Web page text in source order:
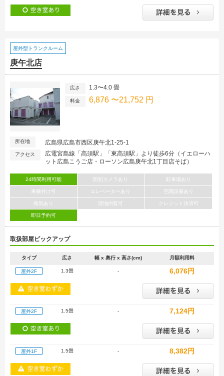
屋外型トランクルーム
庚午北店
広さ 1.3〜4.0 畳
料金 6,876 〜21,752 円
所在地 広島県広島市西区庚午北1-25-1
アクセス
広電宮島線「高須駅」「東高須駅」より徒歩6分（イエローハ
ット広島こうご店・ローソン広島庚午北1丁目店そば）
24時間利用可能 防犯カメラあり 駐車場あり
車横付け可 エレベーターあり 空調設備あり
換気あり 現地内覧可 クレジット決済可
即日予約可
取扱部屋ピックアップ
タイプ 広さ 幅 x 奥行 x 高さ(cm) 月額利用料
屋外2F 1.3畳 - 6,076円
屋外2F 1.5畳 - 7,124円
屋外1F 1.5畳 - 8,382円